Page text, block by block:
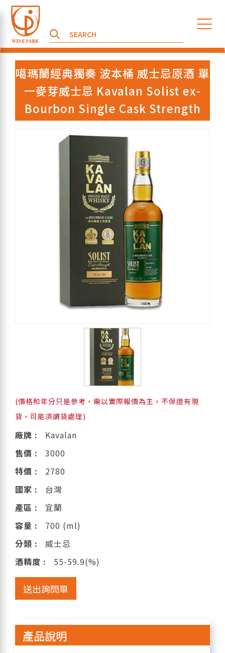
噶瑪蘭經典獨奏 波本桶 威士忌原酒 單
一麥芽威士忌 Kavalan Solist ex-
Bourbon Single Cask Strength
(價格和年分只是參考，需以實際報價為主，不保證有現
貨，可能須調貨處理)
廠牌 :
Kavalan
售價 :
3000
特價 :
2780
國家 :
台灣
產區 :
宜蘭
容量 :
700 (ml)
分類 :
威士忌
酒精度 :
55-59.9(%)
送出詢問單
產品說明